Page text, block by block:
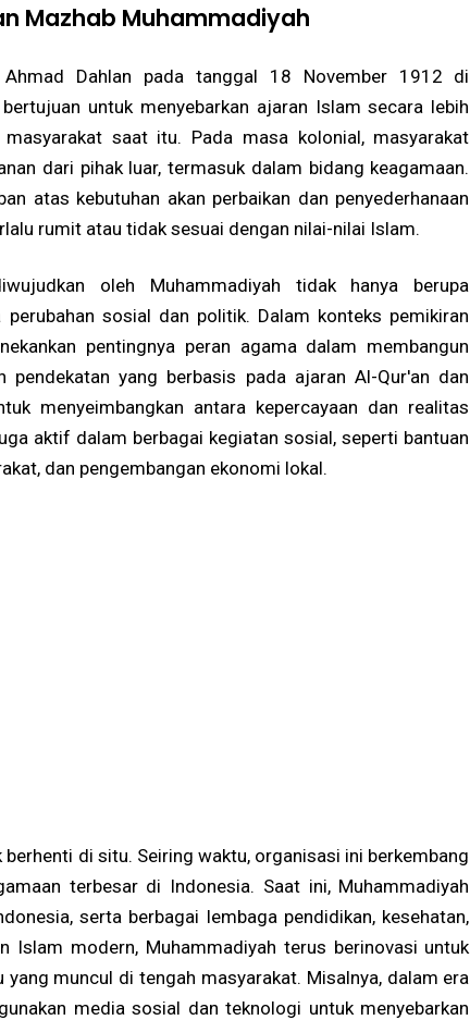
Mazhab Muhammadiyah
Dahlan pada tanggal 18 November 1912 di
untuk menyebarkan ajaran Islam secara lebih
saat itu. Pada masa kolonial, masyarakat
dari pihak luar, termasuk dalam bidang keagamaan.
atas kebutuhan akan perbaikan dan penyederhanaan
rumit atau tidak sesuai dengan nilai-nilai Islam.
oleh Muhammadiyah tidak hanya berupa
sosial dan politik. Dalam konteks pemikiran
pentingnya peran agama dalam membangun
pendekatan yang berbasis pada ajaran Al-Qur'an dan
menyeimbangkan antara kepercayaan dan realitas
aktif dalam berbagai kegiatan sosial, seperti bantuan
dan pengembangan ekonomi lokal.
di situ. Seiring waktu, organisasi ini berkembang
terbesar di Indonesia. Saat ini, Muhammadiyah
serta berbagai lembaga pendidikan, kesehatan,
Islam modern, Muhammadiyah terus berinovasi untuk
muncul di tengah masyarakat. Misalnya, dalam era
media sosial dan teknologi untuk menyebarkan